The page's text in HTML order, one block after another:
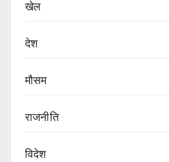
खेल
देश
मौसम
राजनीति
विदेश